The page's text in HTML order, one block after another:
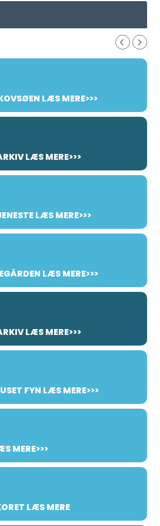
LÆS MERE>>>
LÆS MERE>>>
LÆS MERE>>>
LÆS MERE>>>
LÆS MERE>>>
FYN LÆS MERE>>>
MERE>>>
LÆS MERE